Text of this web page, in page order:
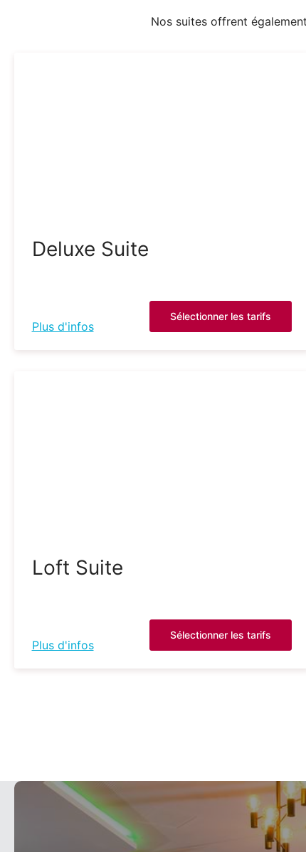
Nos suites offrent
Deluxe Suite
Plus d'infos
Sélectionner les tarifs
Loft Suite
Plus d'infos
Sélectionner les tarifs